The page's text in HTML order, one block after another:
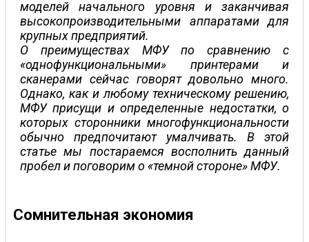
моделей начального уровня и заканчивая
высокопроизводительными аппаратами для
крупных предприятий.
О преимуществах МФУ по сравнению с
«однофункциональными» принтерами и
сканерами сейчас говорят довольно много.
Однако, как и любому техническому решению,
МФУ присущи и определенные недостатки, о
которых сторонники многофункциональности
обычно предпочитают умалчивать. В этой
статье мы постараемся восполнить данный
пробел и поговорим о «темной стороне» МФУ.
Сомнительная экономия